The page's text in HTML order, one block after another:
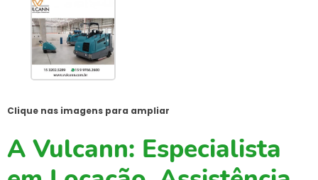
Clique nas imagens para ampliar
A Vulcann: Especialista